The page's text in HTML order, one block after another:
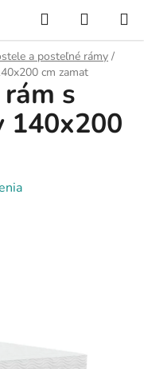
Hľadať
KOŠÍK
a posteľné rámy /
cm zamat
s
140x200